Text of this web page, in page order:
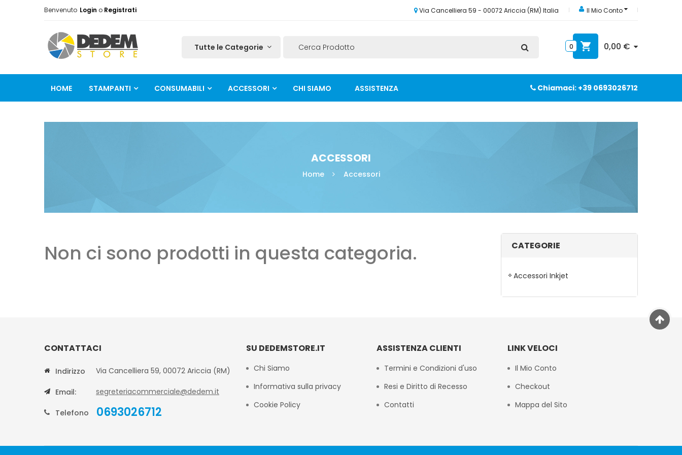
Benvenuto Login o Registrati Via Cancelliera 59 - 00072 Ariccia (RM) Italia Il Mio Conto
0 0,00 €
HOME STAMPANTI CONSUMABILI ACCESSORI CHI SIAMO ASSISTENZA Chiamaci: +39 0693026712
ACCESSORI
Home Accessori
CATEGORIE
Accessori Inkjet
Non ci sono prodotti in questa categoria.
SU DEDEMSTORE.IT
Chi Siamo
Informativa sulla privacy
Cookie Policy
ASSISTENZA CLIENTI
Termini e Condizioni d'uso
Resi e Diritto di Recesso
Contatti
LINK VELOCI
Il Mio Conto
Checkout
Mappa del Sito
CONTATTACI
Indirizzo Via Cancelliera 59, 00072 Ariccia (RM)
Email: segreteriacommerciale@dedem.it
Telefono 0693026712